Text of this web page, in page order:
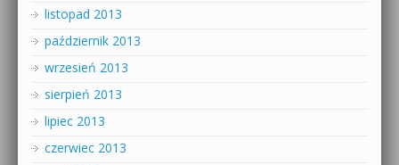
listopad 2013
październik 2013
wrzesień 2013
sierpień 2013
lipiec 2013
czerwiec 2013